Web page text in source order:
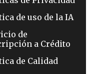
de uso de la IA
de
a Crédito
de Calidad